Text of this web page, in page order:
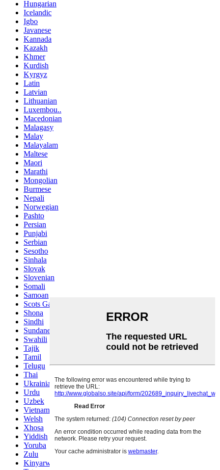
Hungarian
Icelandic
Igbo
Javanese
Kannada
Kazakh
Khmer
Kurdish
Kyrgyz
Latin
Latvian
Lithuanian
Luxembou..
Macedonian
Malagasy
Malay
Malayalam
Maltese
Maori
Marathi
Mongolian
Burmese
Nepali
Norwegian
Pashto
Persian
Punjabi
Serbian
Sesotho
Sinhala
Slovak
Slovenian
Somali
Samoan
Scots Gaelic
Shona
Sindhi
Sundanese
Swahili
Tajik
Tamil
Telugu
Thai
Ukrainian
Urdu
Uzbek
Vietnamese
Welsh
Xhosa
Yiddish
Yoruba
Zulu
Kinyarwanda